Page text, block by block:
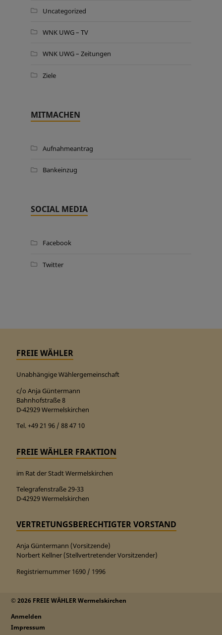
Uncategorized
WNK UWG – TV
WNK UWG – Zeitungen
Ziele
MITMACHEN
Aufnahmeantrag
Bankeinzug
SOCIAL MEDIA
Facebook
Twitter
FREIE WÄHLER
Unabhängige Wählergemeinschaft
c/o Anja Güntermann
Bahnhofstraße 8
D-42929 Wermelskirchen
Tel. +49 21 96 / 88 47 10
FREIE WÄHLER FRAKTION
im Rat der Stadt Wermelskirchen
Telegrafenstraße 29-33
D-42929 Wermelskirchen
VERTRETUNGSBERECHTIGTER VORSTAND
Anja Güntermann (Vorsitzende)
Norbert Kellner (Stellvertretender Vorsitzender)
Registriernummer 1690 / 1996
© 2026 FREIE WÄHLER Wermelskirchen
Anmelden
Impressum